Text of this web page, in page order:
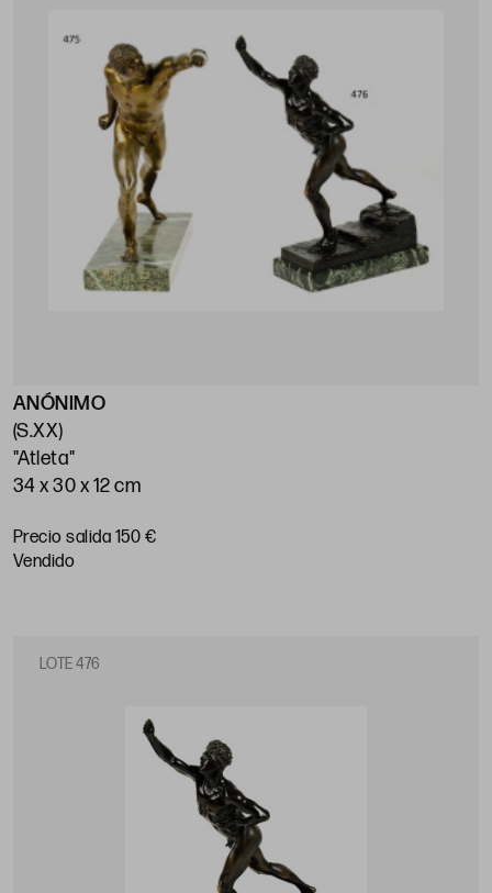
ANÓNIMO
(S.XX)
"Atleta"
34 x 30 x 12 cm
Precio salida 150 €
vendido
LOTE 476